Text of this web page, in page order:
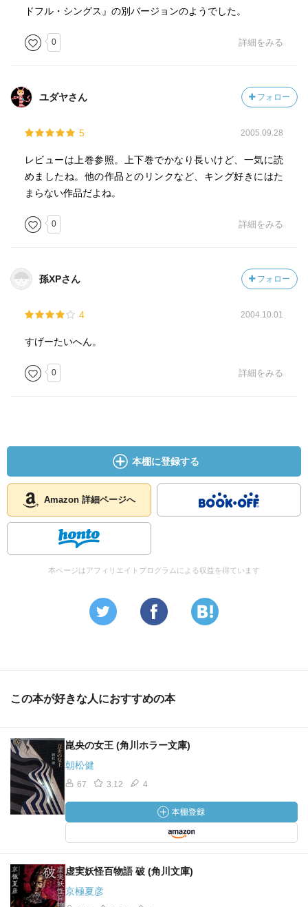
ドフル・シングス』の別バージョンのようでした。
0 詳細をみる
ユダヤさん フォロー
5 2005.09.28
レビューは上巻参照。上下巻でかなり長いけど、一気に読
めましたね。他の作品とのリンクなど、キング好きにはた
まらない作品だよね。
0 詳細をみる
孫XPさん フォロー
4 2004.10.01
すげーたいへん。
0 詳細をみる
本棚に登録する
Amazon 詳細ページへ
本ページはアフィリエイトプログラムによる収益を得ています
この本が好きな人におすすめの本
崑央の女王 (角川ホラー文庫)
朝松健
67 3.12 4
虚実妖怪百物語 破 (角川文庫)
京極夏彦